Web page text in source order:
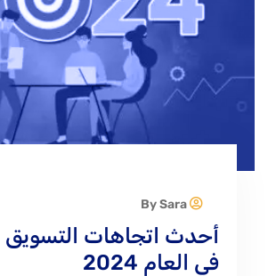
Sara
أحدث اتجاهات التسويق
في العام 2024